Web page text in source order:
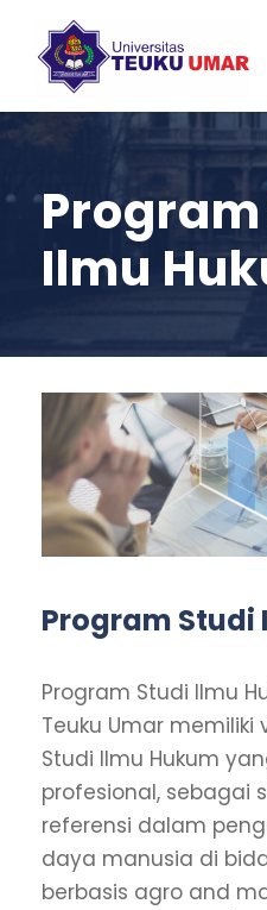
Ilmu
Program Studi
Program Studi Ilmu
Teuku Umar memiliki
Studi Ilmu Hukum
profesional, sebagai
referensi dalam
daya manusia di
berbasis agro and